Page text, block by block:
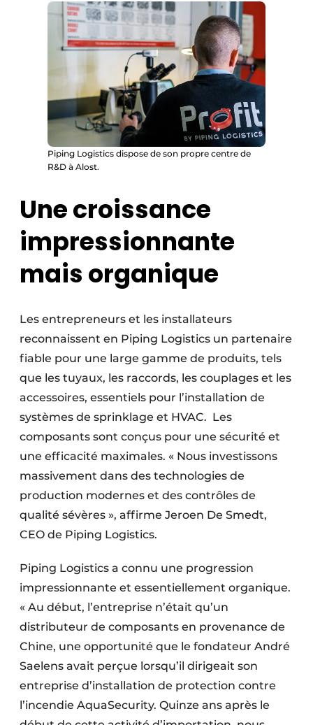
Piping Logistics dispose de son propre centre de
R&D à Alost.
Une croissance
impressionnante
mais organique
Les entrepreneurs et les installateurs
reconnaissent en Piping Logistics un partenaire
fiable pour une large gamme de produits, tels
que les tuyaux, les raccords, les couplages et les
accessoires, essentiels pour l’installation de
systèmes de sprinklage et HVAC. Les
composants sont conçus pour une sécurité et
une efficacité maximales. « Nous investissons
massivement dans des technologies de
production modernes et des contrôles de
qualité sévères », affirme Jeroen De Smedt,
CEO de Piping Logistics.
Piping Logistics a connu une progression
impressionnante et essentiellement organique.
« Au début, l’entreprise n’était qu’un
distributeur de composants en provenance de
Chine, une opportunité que le fondateur André
Saelens avait perçue lorsqu’il dirigeait son
entreprise d’installation de protection contre
l’incendie AquaSecurity. Quinze ans après le